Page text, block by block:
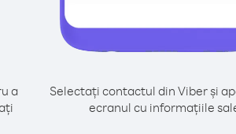
a
Selectați contactul din Viber și
ecranul cu informațiile